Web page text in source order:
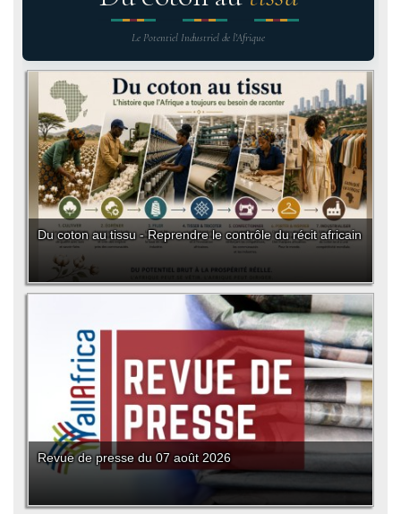
Le Potentiel Industriel de l'Afrique
Du coton au tissu - Reprendre le contrôle du récit africain
Revue de presse du 07 août 2026